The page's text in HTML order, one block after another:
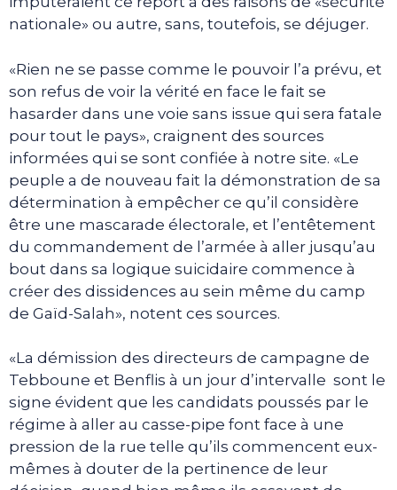
nationale» ou autre, sans, toutefois, se déjuger.
«Rien ne se passe comme le pouvoir l’a prévu, et
son refus de voir la vérité en face le fait se
hasarder dans une voie sans issue qui sera fatale
pour tout le pays», craignent des sources
informées qui se sont confiée à notre site. «Le
peuple a de nouveau fait la démonstration de sa
détermination à empêcher ce qu’il considère
être une mascarade électorale, et l’entêtement
du commandement de l’armée à aller jusqu’au
bout dans sa logique suicidaire commence à
créer des dissidences au sein même du camp
de Gaïd-Salah», notent ces sources.
«La démission des directeurs de campagne de
Tebboune et Benflis à un jour d’intervalle sont le
signe évident que les candidats poussés par le
régime à aller au casse-pipe font face à une
pression de la rue telle qu’ils commencent eux-
mêmes à douter de la pertinence de leur